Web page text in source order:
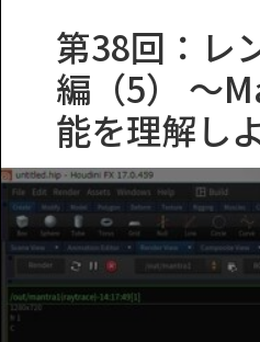
第38回：レ
編（5） ～
能を理解し